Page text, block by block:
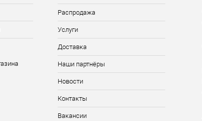
Распродажа
Услуги
Доставка
Наши партнёры
Новости
Контакты
Вакансии